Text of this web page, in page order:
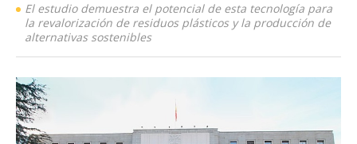
El estudio demuestra el potencial de esta tecnología para
la revalorización de residuos plásticos y la producción de
alternativas sostenibles